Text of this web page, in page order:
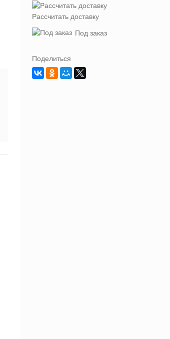
Рассчитать доставку
Под заказ
Поделиться